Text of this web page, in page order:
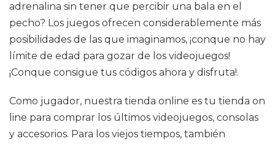
adrenalina sin tener que percibir una bala en el
pecho? Los juegos ofrecen considerablemente más
posibilidades de las que imaginamos, ¡conque no hay
límite de edad para gozar de los videojuegos!
¡Conque consigue tus códigos ahora y disfruta!.
Como jugador, nuestra tienda online es tu tienda on
line para comprar los últimos videojuegos, consolas
y accesorios. Para los viejos tiempos, también